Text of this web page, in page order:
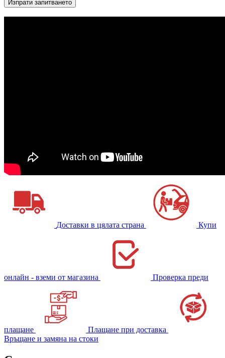
Доставки в цялата страна Купи
онлайн - вземи от магазина Проверка преди
плащане
Плащане при доставка
Връщане и замяна на стоки